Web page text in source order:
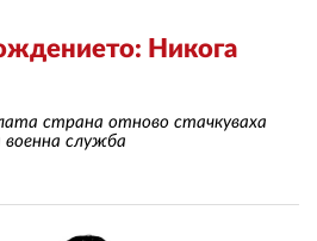
Никога
страна отново стачкуваха
служба
ДРУГИ
ЗА НАС